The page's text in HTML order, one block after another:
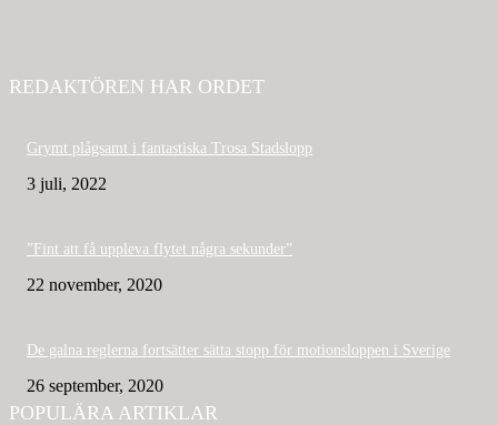
REDAKTÖREN HAR ORDET
Grymt plågsamt i fantastiska Trosa Stadslopp
3 juli, 2022
”Fint att få uppleva flytet några sekunder”
22 november, 2020
De galna reglerna fortsätter sätta stopp för motionsloppen i Sverige
26 september, 2020
POPULÄRA ARTIKLAR